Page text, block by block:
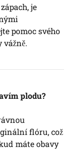
je
pomoc svého
vážně.
plodu?
flóru, což
máte obavy